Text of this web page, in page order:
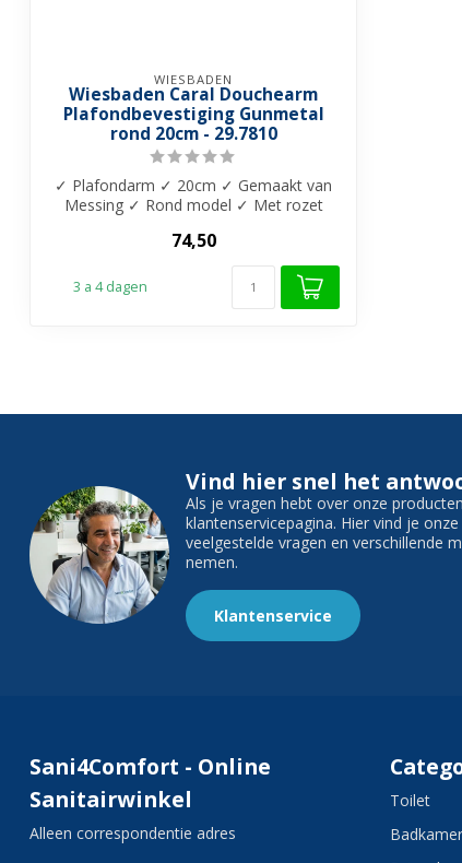
WIESBADEN
Wiesbaden Caral Douchearm
Plafondbevestiging Gunmetal
rond 20cm - 29.7810
✓ Plafondarm ✓ 20cm ✓ Gemaakt van
Messing ✓ Rond model ✓ Met rozet
74,50
3 a 4 dagen
Vind hier snel het
Als je vragen hebt over onze
klantenservicepagina. Hier vind je
veelgestelde vragen en verschillende
nemen.
Klantenservice
Sani4Comfort - Online
Sanitairwinkel
Alleen correspondentie adres
Toilet